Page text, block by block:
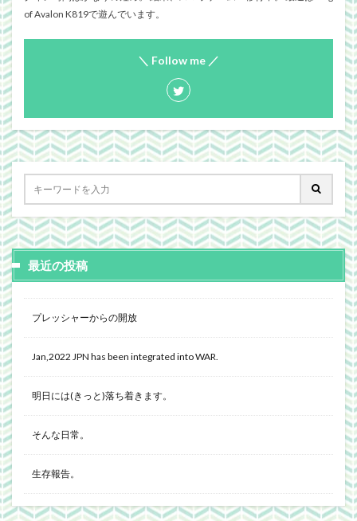
of Avalon K819で遊んでいます。
＼ Follow me ／
最近の投稿
プレッシャーからの開放
Jan,2022 JPN has been integrated into WAR.
明日には(きっと)落ち着きます。
そんな日常。
生存報告。